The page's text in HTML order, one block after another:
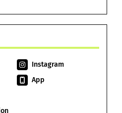
Instagram
App